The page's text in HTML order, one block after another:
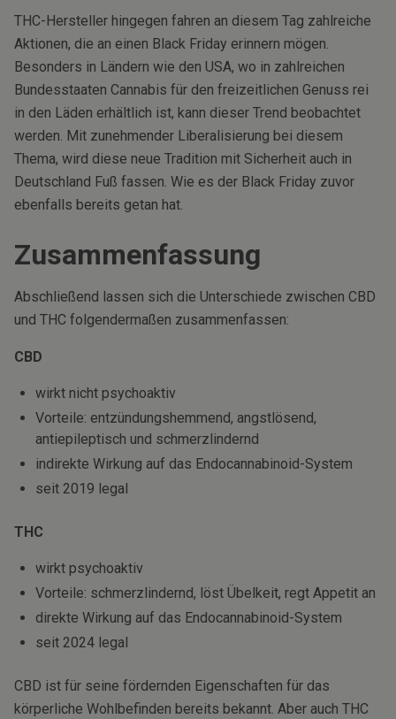
THC-Hersteller hingegen fahren an diesem Tag zahlreiche
Aktionen, die an einen Black Friday erinnern mögen.
Besonders in Ländern wie den USA, wo in zahlreichen
Bundesstaaten Cannabis für den freizeitlichen Genuss rei
in den Läden erhältlich ist, kann dieser Trend beobachtet
werden. Mit zunehmender Liberalisierung bei diesem
Thema, wird diese neue Tradition mit Sicherheit auch in
Deutschland Fuß fassen. Wie es der Black Friday zuvor
ebenfalls bereits getan hat.
Zusammenfassung
Abschließend lassen sich die Unterschiede zwischen CBD
und THC folgendermaßen zusammenfassen:
CBD
wirkt nicht psychoaktiv
Vorteile: entzündungshemmend, angstlösend,
antiepileptisch und schmerzlindernd
indirekte Wirkung auf das Endocannabinoid-System
seit 2019 legal
THC
wirkt psychoaktiv
Vorteile: schmerzlindernd, löst Übelkeit, regt Appetit an
direkte Wirkung auf das Endocannabinoid-System
seit 2024 legal
CBD ist für seine fördernden Eigenschaften für das
körperliche Wohlbefinden bereits bekannt. Aber auch THC